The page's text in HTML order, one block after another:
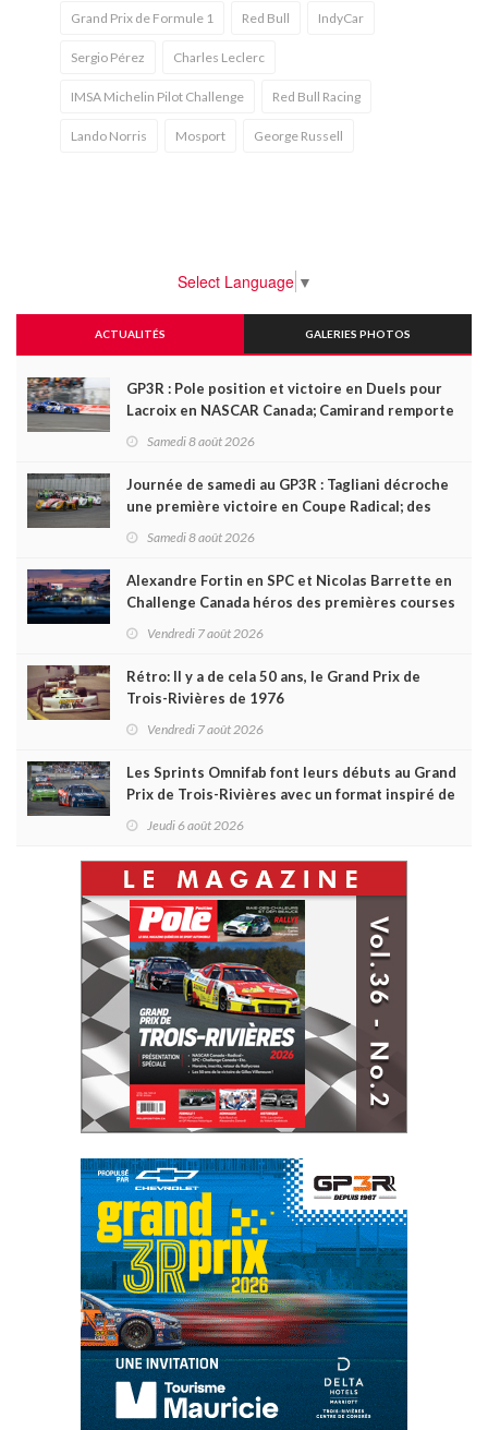
Grand Prix de Formule 1 Red Bull IndyCar
Sergio Pérez Charles Leclerc
IMSA Michelin Pilot Challenge Red Bull Racing
Lando Norris Mosport George Russell
Select Language ▼
ACTUALITÉS GALERIES PHOTOS
GP3R : Pole position et victoire en Duels pour
Lacroix en NASCAR Canada; Camirand remporte
Samedi 8 août 2026
Journée de samedi au GP3R : Tagliani décroche
une première victoire en Coupe Radical; des
Samedi 8 août 2026
Alexandre Fortin en SPC et Nicolas Barrette en
Challenge Canada héros des premières courses
Vendredi 7 août 2026
Rétro: Il y a de cela 50 ans, le Grand Prix de
Trois-Rivières de 1976
Vendredi 7 août 2026
Les Sprints Omnifab font leurs débuts au Grand
Prix de Trois-Rivières avec un format inspiré de
Jeudi 6 août 2026